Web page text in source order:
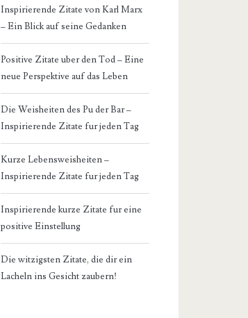
Inspirierende Zitate von Karl Marx
– Ein Blick auf seine Gedanken
Positive Zitate uber den Tod – Eine
neue Perspektive auf das Leben
Die Weisheiten des Pu der Bar –
Inspirierende Zitate fur jeden Tag
Kurze Lebensweisheiten –
Inspirierende Zitate fur jeden Tag
Inspirierende kurze Zitate fur eine
positive Einstellung
Die witzigsten Zitate, die dir ein
Lacheln ins Gesicht zaubern!